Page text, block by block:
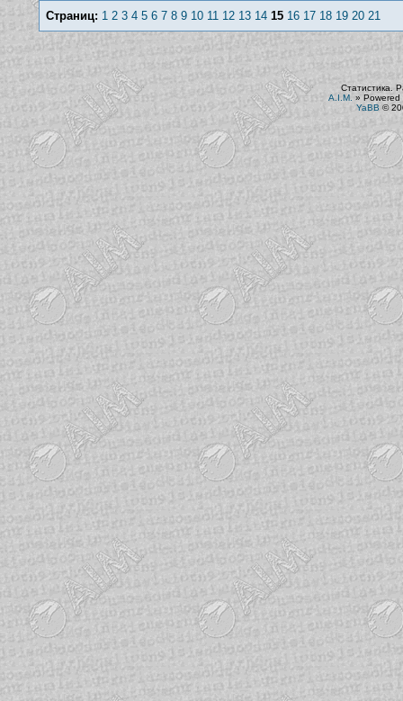
Страниц: 1 2 3 4 5 6 7 8 9 10 11 12 13 14 15 16 17 18 19 20 21
Статистика.
A.I.M.» Powered
YaBB ©